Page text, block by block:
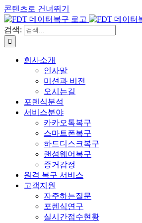
콘텐츠로 건너뛰기
검색:
회사소개
인사말
미션과 비전
오시는길
포렌식분석
서비스분야
카카오톡복구
스마트폰복구
하드디스크복구
랜섬웨어복구
증거감정
원격 복구 서비스
고객지원
자주하는질문
포렌식연구
실시간접수현황